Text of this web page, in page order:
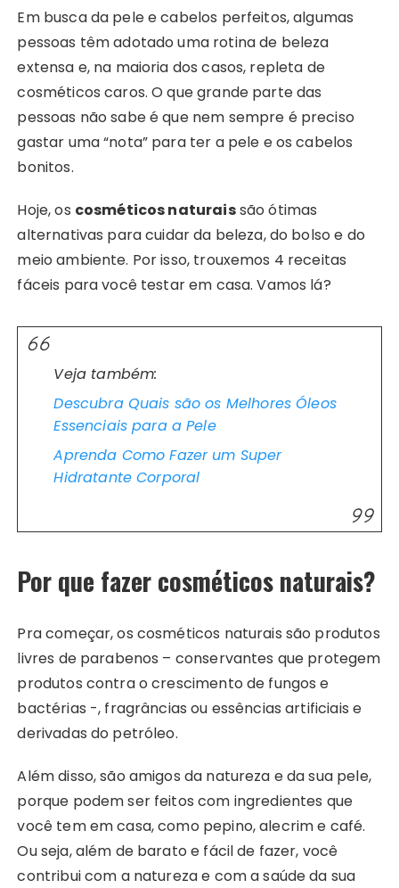
Em busca da pele e cabelos perfeitos, algumas
pessoas têm adotado uma rotina de beleza
extensa e, na maioria dos casos, repleta de
cosméticos caros. O que grande parte das
pessoas não sabe é que nem sempre é preciso
gastar uma “nota” para ter a pele e os cabelos
bonitos.
Hoje, os cosméticos naturaissão ótimas
alternativas para cuidar da beleza, do bolso e do
meio ambiente. Por isso, trouxemos 4 receitas
fáceis para você testar em casa. Vamos lá?
Veja também:
Descubra Quais são os Melhores Óleos
Essenciais para a Pele
Aprenda Como Fazer um Super
Hidratante Corporal
Por que fazer cosméticos naturais?
Pra começar, os cosméticos naturais são produtos
livres de parabenos – conservantes que protegem
produtos contra o crescimento de fungos e
bactérias -, fragrâncias ou essências artificiais e
derivadas do petróleo.
Além disso, são amigos da natureza e da sua pele,
porque podem ser feitos com ingredientes que
você tem em casa, como pepino, alecrim e café.
Ou seja, além de barato e fácil de fazer, você
contribui com a natureza e com a saúde da sua